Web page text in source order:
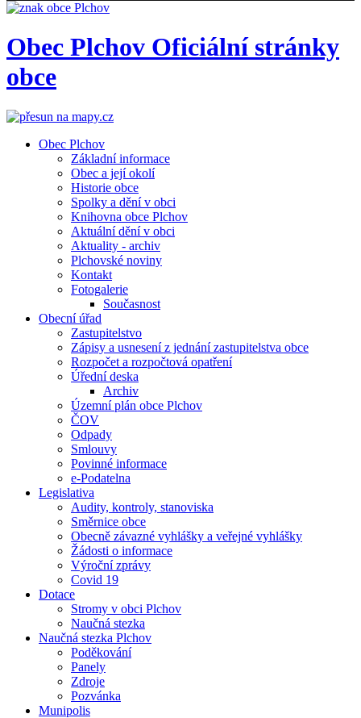
Obec Plchov Oficiální stránky
obce
Obec Plchov
Základní informace
Obec a její okolí
Historie obce
Spolky a dění v obci
Knihovna obce Plchov
Aktuální dění v obci
Aktuality - archiv
Plchovské noviny
Kontakt
Fotogalerie
Současnost
Obecní úřad
Zastupitelstvo
Zápisy a usnesení z jednání zastupitelstva obce
Rozpočet a rozpočtová opatření
Úřední deska
Archiv
Územní plán obce Plchov
ČOV
Odpady
Smlouvy
Povinné informace
e-Podatelna
Legislativa
Audity, kontroly, stanoviska
Směrnice obce
Obecně závazné vyhlášky a veřejné vyhlášky
Žádosti o informace
Výroční zprávy
Covid 19
Dotace
Stromy v obci Plchov
Naučná stezka
Naučná stezka Plchov
Poděkování
Panely
Zdroje
Pozvánka
Munipolis